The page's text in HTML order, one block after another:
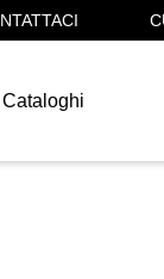
Cataloghi